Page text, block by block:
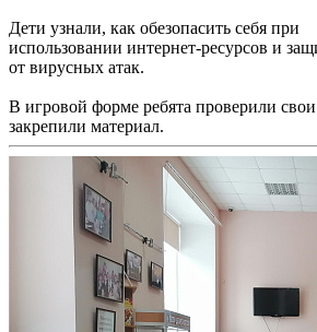
Дети узнали, как обезопасить себя при
использовании интернет-ресурсов и
от вирусных атак.
В игровой форме ребята проверили
закрепили материал.